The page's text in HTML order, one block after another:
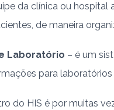
da clínica ou
de maneira
Laboratório – é um
para laboratórios
do HIS é por muitas